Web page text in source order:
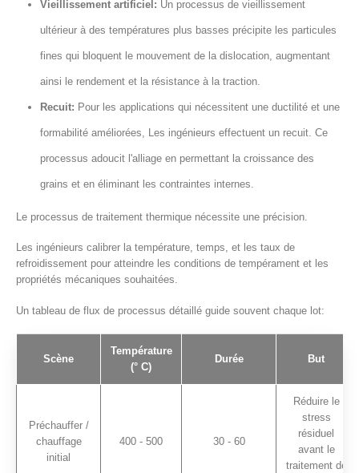
Vieillissement artificiel: Un processus de vieillissement
ultérieur à des températures plus basses précipite les particules
fines qui bloquent le mouvement de la dislocation, augmentant
ainsi le rendement et la résistance à la traction.
Recuit: Pour les applications qui nécessitent une ductilité et une
formabilité améliorées, Les ingénieurs effectuent un recuit. Ce
processus adoucit l'alliage en permettant la croissance des
grains et en éliminant les contraintes internes.
Le processus de traitement thermique nécessite une précision.
Les ingénieurs calibrer la température, temps, et les taux de
refroidissement pour atteindre les conditions de tempérament et les
propriétés mécaniques souhaitées.
Un tableau de flux de processus détaillé guide souvent chaque lot:
Scène
Température
(° C)
Durée But
Préchauffer /
chauffage
initial
400 - 500 30 - 60
Réduire le
stress
résiduel
avant le
traitement de